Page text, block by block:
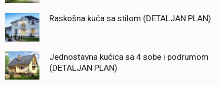
Raskošna kuća sa stilom (DETALJAN PLAN)
Jednostavna kućica sa 4 sobe i podrumom
(DETALJAN PLAN)